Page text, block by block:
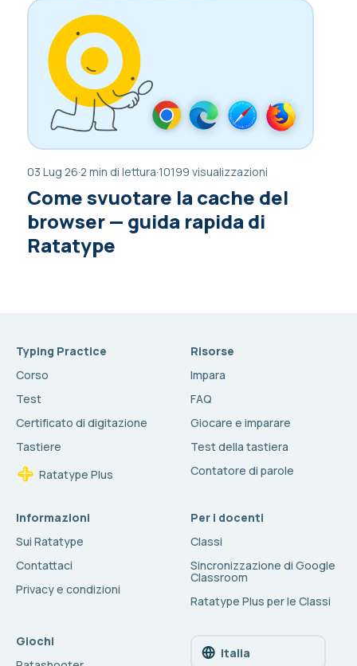
03 Lug 26·2 min di lettura·10199 visualizzazioni
Come svuotare la cache del
browser — guida rapida di
Ratatype
Typing Practice
Corso
Test
Certificato di digitazione
Tastiere
Ratatype Plus
Risorse
Impara
FAQ
Giocare e imparare
Test della tastiera
Contatore di parole
Informazioni
Sui Ratatype
Contattaci
Privacy e condizioni
Per i docenti
Classi
Sincronizzazione di Google
Classroom
Ratatype Plus per le Classi
Giochi
Italia